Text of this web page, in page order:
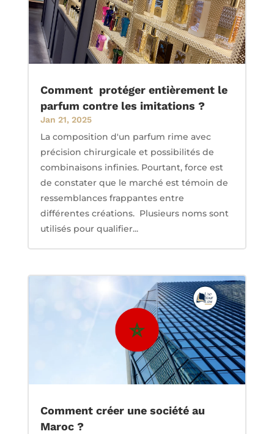
Comment protéger entièrement le
parfum contre les imitations ?
Jan 21, 2025
La composition d'un parfum rime avec
précision chirurgicale et possibilités de
combinaisons infinies. Pourtant, force est
de constater que le marché est témoin de
ressemblances frappantes entre
différentes créations. Plusieurs noms sont
utilisés pour qualifier...
Comment créer une société au
Maroc ?